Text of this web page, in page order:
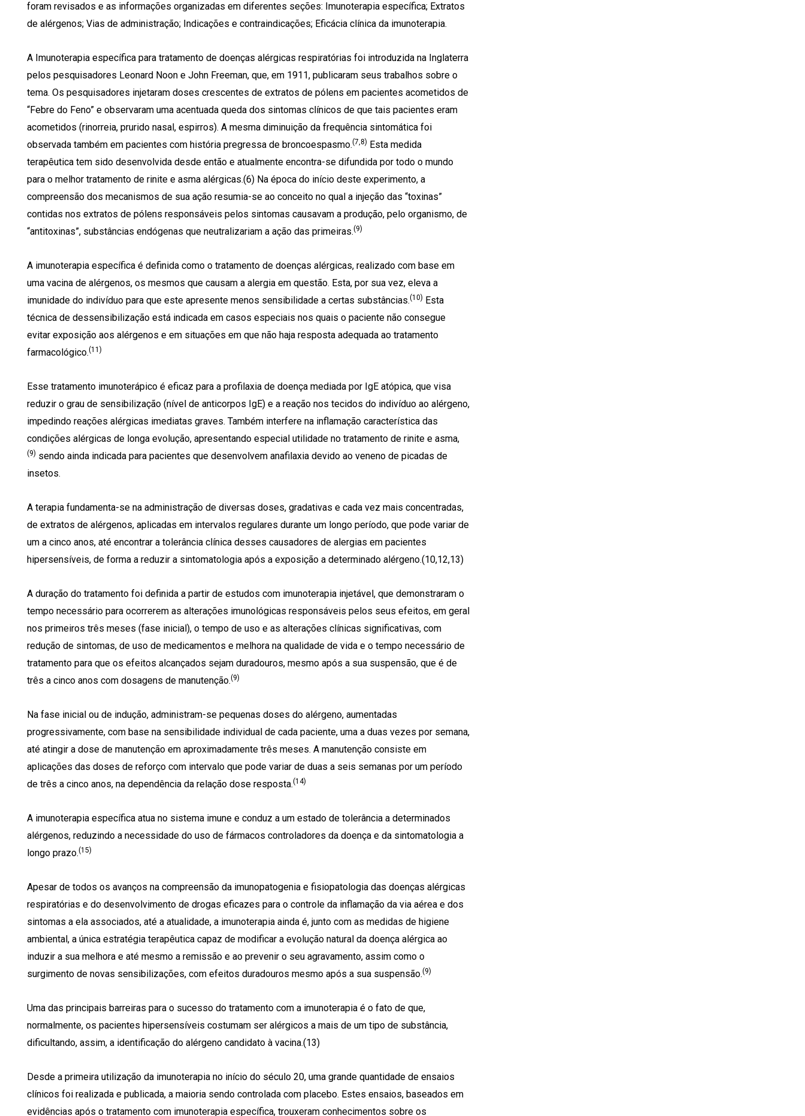
foram revisados e as informações organizadas em diferentes seções: Imunoterapia específica; Extratos
de alérgenos; Vias de administração; Indicações e contraindicações; Eficácia clínica da imuno­terapia.
A Imunoterapia específica para tratamento de doenças alérgicas respiratórias foi introduzida na Inglaterra
pelos pesquisadores Leonard Noon e John Freeman, que, em 1911, publicaram seus trabalhos sobre o
tema. Os pesquisadores injetaram doses crescentes de extratos de pólens em pacientes acometidos de
“Febre do Feno” e observaram uma acentuada queda dos sintomas clínicos de que tais pacientes eram
acometidos (rinorreia, prurido nasal, espirros). A mesma diminuição da frequência sintomática foi
observada também em pacientes com história pregressa de broncoespasmo.(7,8) Esta medida
terapêutica tem sido desenvolvida desde então e atualmente encontra-se difundida por todo o mundo
para o melhor tratamento de rinite e asma alérgicas.(6) Na época do início deste experimento, a
compreensão dos mecanismos de sua ação resumia-se ao conceito no qual a injeção das “toxinas”
contidas nos extratos de pólens responsáveis pelos sintomas causavam a produção, pelo organismo, de
“antitoxinas”, substâncias endó­genas que neutralizariam a ação das primeiras.(9)
A imunoterapia específica é definida como o tratamento de doenças alérgicas, realizado com base em
uma vacina de alérgenos, os mesmos que causam a alergia em questão. Esta, por sua vez, eleva a
imunidade do indivíduo para que este apresente menos sensibilidade a certas substâncias.(10) Esta
técnica de dessensibilização está indicada em casos especiais nos quais o paciente não consegue
evitar exposição aos alérgenos e em situações em que não haja resposta adequada ao tratamento
farmacológico.(11)
Esse tratamento imunoterápico é eficaz para a pro­filaxia de doença mediada por IgE atópica, que visa
reduzir o grau de sensibilização (nível de anticorpos IgE) e a reação nos tecidos do indivíduo ao alérgeno,
impedindo reações alérgicas imediatas graves. Também interfere na inflamação característica das
condições alérgicas de longa evolução, apresentando especial utilidade no tratamento de rinite e asma,
(9) sendo ainda indicada para pacientes que desenvolvem anafilaxia devido ao veneno de picadas de
insetos.
A terapia fundamenta-se na administração de diversas doses, gradativas e cada vez mais concentradas,
de extratos de alérgenos, aplicadas em intervalos regulares durante um longo período, que pode variar de
um a cinco anos, até encontrar a tolerância clínica desses causadores de alergias em pacientes
hipersensíveis, de forma a reduzir a sintomatologia após a exposição a determinado alér­geno.(10,12,13)
A duração do tratamento foi definida a partir de estudos com imunoterapia injetável, que demonstraram o
tempo necessário para ocorrerem as alterações imunológicas responsáveis pelos seus efeitos, em geral
nos primeiros três meses (fase inicial), o tempo de uso e as alterações clínicas significativas, com
redução de sintomas, de uso de medicamentos e melhora na qualidade de vida e o tempo necessário de
tratamento para que os efeitos alcançados sejam duradouros, mesmo após a sua suspensão, que é de
três a cinco anos com dosagens de manutenção.(9)
Na fase inicial ou de indução, administram-se pequenas doses do alérgeno, aumentadas
progressivamente, com base na sensibilidade individual de cada paciente, uma a duas vezes por semana,
até atingir a dose de manutenção em aproximadamente três meses. A manutenção consiste em
aplicações das doses de reforço com intervalo que pode variar de duas a seis semanas por um período
de três a cinco anos, na dependência da relação dose resposta.(14)
A imunoterapia específica atua no sistema imune e conduz a um estado de tolerância a determinados
alérgenos, reduzindo a necessidade do uso de fármacos controladores da doença e da sintomatologia a
longo prazo.(15)
Apesar de todos os avanços na compreensão da imunopatogenia e fisiopatologia das doenças alérgicas
respiratórias e do desenvolvimento de drogas eficazes para o controle da inflamação da via aérea e dos
sintomas a ela associados, até a atualidade, a imunoterapia ainda é, junto com as medidas de higiene
ambiental, a única estratégia terapêutica capaz de modificar a evolução natural da doença alérgica ao
induzir a sua melhora e até mesmo a remissão e ao prevenir o seu agravamento, assim como o
surgimento de novas sensibilizações, com efeitos duradouros mesmo após a sua suspensão.(9)
Uma das principais barreiras para o sucesso do tratamento com a imunoterapia é o fato de que,
normalmente, os pacientes hipersensíveis costumam ser alérgicos a mais de um tipo de substância,
dificultando, assim, a identificação do alérgeno candidato à vacina.(13)
Desde a primeira utilização da imunoterapia no início do século 20, uma grande quantidade de ensaios
clínicos foi realizada e publicada, a maioria sendo controlada com placebo. Estes ensaios, baseados em
evidências após o tratamento com imunoterapia específica, trouxeram conhecimentos sobre os